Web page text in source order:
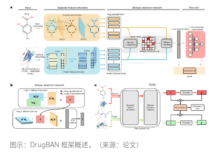
图示：DrugBAN 框架概述。（来源：论文）